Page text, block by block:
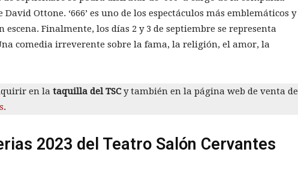
Ottone. ‘666’ es uno de los espectáculos más emblemáticos y
escena. Finalmente, los días 2 y 3 de septiembre se representa
Una comedia irreverente sobre la fama, la religión, el amor, la
en la taquilla del TSCy también en la página web de venta de
.
2023 del Teatro Salón Cervantes